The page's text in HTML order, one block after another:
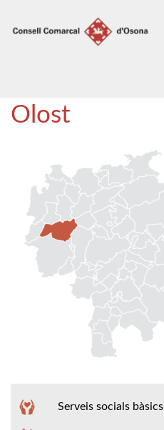
Olost
Serveis socials bàsics